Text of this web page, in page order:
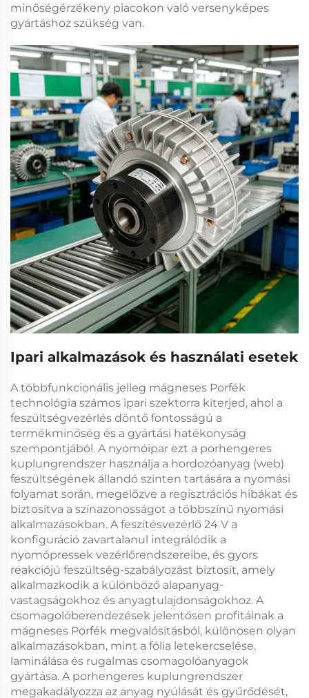
minőségérzékeny piacokon való versenyképes
gyártáshoz szükség van.
Ipari alkalmazások és használati esetek
A többfunkcionális jelleg mágneses Porfék
technológia számos ipari szektorra kiterjed, ahol a
feszültségvezérlés döntő fontosságú a
termékminőség és a gyártási hatékonyság
szempontjából. A nyomóipar ezt a porhengeres
kuplungrendszer használja a hordozóanyag (web)
feszültségének állandó szinten tartására a nyomási
folyamat során, megelőzve a regisztrációs hibákat és
biztosítva a színazonosságot a többszínű nyomási
alkalmazásokban. A feszítésvezérlő 24 V a
konfiguráció zavartalanul integrálódik a
nyomópressek vezérlőrendszereibe, és gyors
reakciójú feszültség-szabályozást biztosít, amely
alkalmazkodik a különböző alapanyag-
vastagságokhoz és anyagtulajdonságokhoz. A
csomagolóberendezések jelentősen profitálnak a
mágneses Porfék megvalósításból, különösen olyan
alkalmazásokban, mint a fólia letekercselése,
laminálása és rugalmas csomagolóanyagok
gyártása. A porhengeres kuplungrendszer
megakadályozza az anyag nyúlását és gyűrődését,